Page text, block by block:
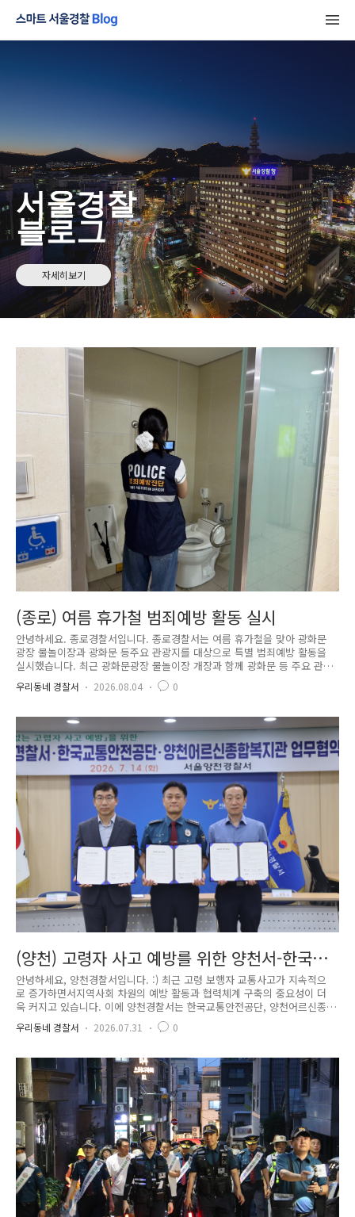
서울경찰
블로그
자세히보기
(종로) 여름 휴가철 범죄예방 활동 실시
안녕하세요. 종로경찰서입니다. 종로경찰서는 여름 휴가철을 맞아 광화문
광장 물놀이장과 광화문 등주요 관광지를 대상으로 특별 범죄예방 활동을
실시했습니다. 최근 광화문광장 물놀이장 개장과 함께 광화문 등 주요 관
광지에는평소보다 많은 시민과 국내외 관광객들이 방문하고 있습니다.이에
종로경찰서는 시민들이 안심하고 여름 휴가를 즐길 수 있도록 현장 중심의
법촬영 범죄에 취약한 공간을 꼼꼼히 살피며 범죄예방활동을 하였습니다.
먼저 광화문광장 물놀이장에서는 경찰과 유관기관이 함께 합동순찰과 안전
점검을 실시했습니다.특히 많은 이용객이 찾는 물놀이장 내 탈의실과 샤워
실 등불법촬영 범죄에 취약한 공간을 중심으로 꼼꼼하게 점검하며 범죄..
우리동네 경찰서 2026.08.04 0
(양천) 고령자 사고 예방를 위한 양천서-한국교
통안전공단-양천어르신종합복지관 업무협약 체
결!
안녕하세요, 양천경찰서입니다. :) 최근 고령 보행자 교통사고가 지속적으
로 증가하면서지역사회 차원의 예방 활동과 협력체계 구축의 중요성이 더
욱 커지고 있습니다. 이에 양천경찰서는 한국교통안전공단, 양천어르신종
합복지관과 함께어르신들의 안전한 보행환경 조성과 교통사고 예방을 위한
업무협약(MOU)을 체결했습니다. 이번 협약을 통해 양천어르신종합복지관
함께 지역 곳곳에서교통안전 교육과 홍보, 사고 예방 캠페인, 맞춤형 안전
정보 제공 등다양한 분야에서 상호 협력할 예정입니다. 또한 복지관이 보
유한 어르신 사회관계망을 적극 활용해교통안전 정보를 보다 신속하고 효
과적으로 전달하는 체계를 구축할 계획입니다. 아울러 양천경찰서는..
우리동네 경찰서 2026.07.31 0